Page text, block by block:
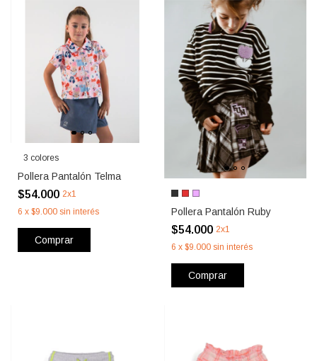
3 colores
Pollera Pantalón Telma
$54.000 2x1
6 x $9.000 sin interés
Comprar
Pollera Pantalón Ruby
$54.000 2x1
6 x $9.000 sin interés
Comprar